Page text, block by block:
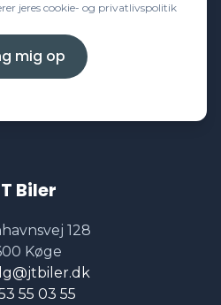
jeres cookie- og privatlivspolitik
mig op
Biler
128
Køge
55 03 55